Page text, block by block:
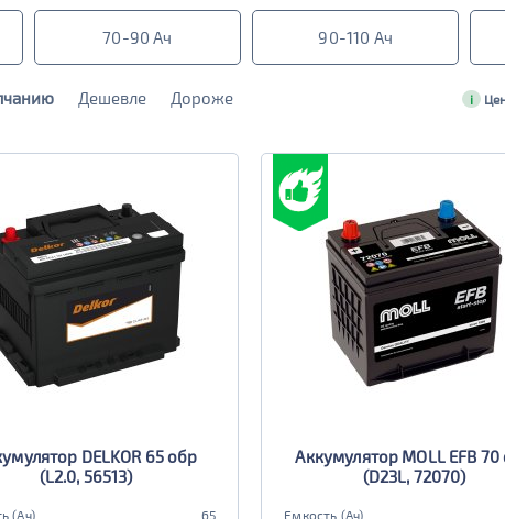
70-90 Ач 90-110 Ач
Дешевле Дороже i
DELKOR 65 обр
(L2.0, 56513)
(Ач)
65
Аккумулятор MOLL EFB 70
(D23L, 72070)
Емкость (Ач)